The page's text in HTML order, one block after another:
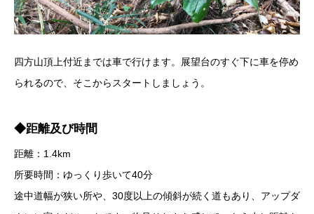
四方山頂上付近までは車で行けます。展望台のすぐ下に車を停め
られるので、そこからスタートしましょう。
◆距離及び時間
距離：1.4km
所要時間：ゆっくり歩いて40分
途中道幅が狭い所や、30度以上の傾斜が続く道もあり、アップダ